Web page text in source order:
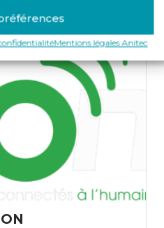
Mentions légales Anitec